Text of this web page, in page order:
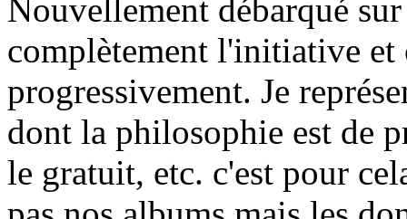
Nouvellement débarqué
complètement l'initiative
progressivement. Je
dont la philosophie est de
le gratuit, etc. c'est pour